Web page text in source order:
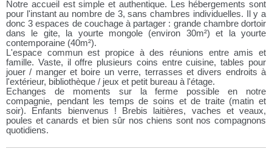
Notre accueil est simple et authentique. Les hébergements sont
pour l'instant au nombre de 3, sans chambres individuelles. Il y a
donc 3 espaces de couchage à partager : grande chambre dortoir
dans le gite, la yourte mongole (environ 30m²) et la yourte
contemporaine (40m²).
L'espace commun est propice à des réunions entre amis et
famille. Vaste, il offre plusieurs coins entre cuisine, tables pour
jouer / manger et boire un verre, terrasses et divers endroits à
l'extérieur, bibliothèque / jeux et petit bureau à l'étage.
Echanges de moments sur la ferme possible en notre
compagnie, pendant les temps de soins et de traite (matin et
soir). Enfants bienvenus ! Brebis laitières, vaches et veaux,
poules et canards et bien sûr nos chiens sont nos compagnons
quotidiens.